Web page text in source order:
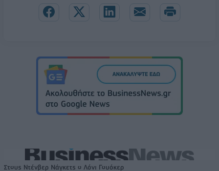
Στους Ντένβερ Νάγκετς ο Λόνι Γουόκερ